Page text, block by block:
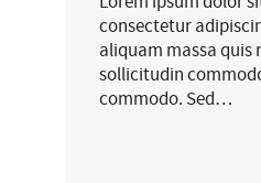
consectetur
aliquam massa quis
sollicitudin
commodo. Sed…